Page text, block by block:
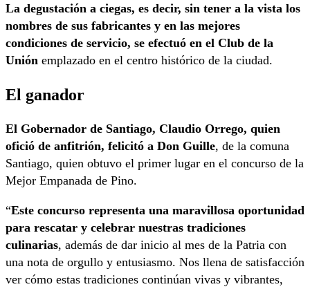
La degustación a ciegas, es decir, sin tener a la vista los
nombres de sus fabricantes y en las mejores
condiciones de servicio, se efectuó en el Club de la
Unión emplazado en el centro histórico de la ciudad.
El ganador
El Gobernador de Santiago, Claudio Orrego, quien
ofició de anfitrión, felicitó a Don Guille, de la comuna
Santiago, quien obtuvo el primer lugar en el concurso de la
Mejor Empanada de Pino.
“Este concurso representa una maravillosa oportunidad
para rescatar y celebrar nuestras tradiciones
culinarias, además de dar inicio al mes de la Patria con
una nota de orgullo y entusiasmo. Nos llena de satisfacción
ver cómo estas tradiciones continúan vivas y vibrantes,